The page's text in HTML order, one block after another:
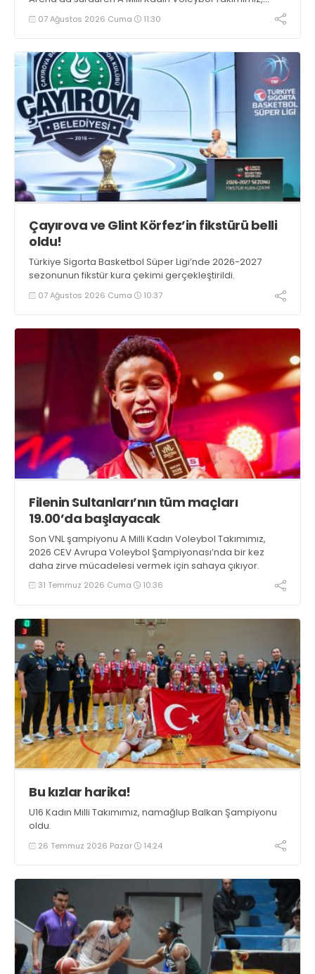
Fransa ile oynadığı hazırlık maçından 3-1 galip ayrıldı.
07 Ağustos 2026 Cuma 11:30
Çayırova ve Glint Körfez’in fikstürü belli
oldu!
Türkiye Sigorta Basketbol Süper Ligi’nde 2026-2027
sezonunun fikstür kura çekimi gerçekleştirildi.
07 Ağustos 2026 Cuma 10:37
Filenin Sultanları’nın tüm maçları
19.00’da başlayacak
Son VNL şampiyonu A Milli Kadın Voleybol Takımımız,
2026 CEV Avrupa Voleybol Şampiyonası’nda bir kez
daha zirve mücadelesi vermek için sahaya çıkıyor.
31 Temmuz 2026 Cuma 10:36
Bu kızlar harika!
U16 Kadın Milli Takımımız, namağlup Balkan Şampiyonu
oldu.
26 Temmuz 2026 Pazar 14:24